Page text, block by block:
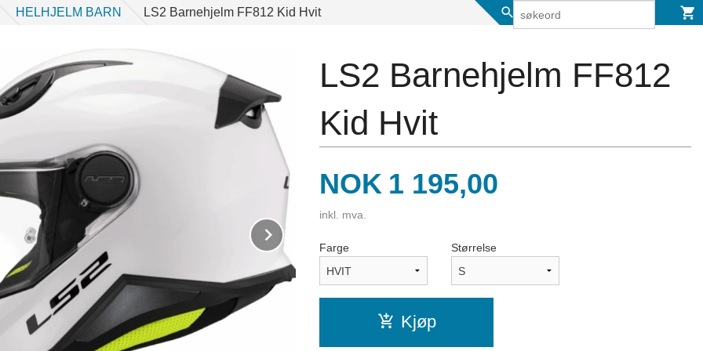
HELHJELM BARN LS2 Barnehjelm FF812 Kid Hvit
Next
LS2 Barnehjelm FF812
Kid Hvit
Pris
NOK 1 195,00
inkl. mva.
Farge Størrelse
Kjøp